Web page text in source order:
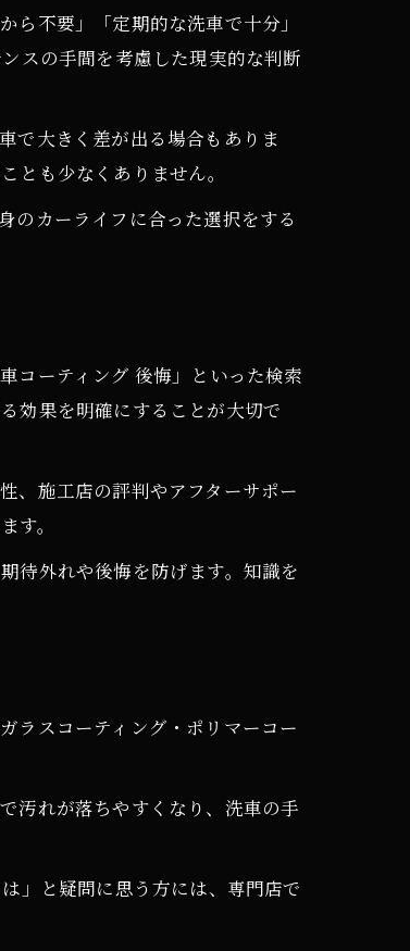
不要」「定期的な洗車で十分」
スの手間を考慮した現実的な判断
で大きく差が出る場合もありま
とも少なくありません。
のカーライフに合った選択をする
コーティング 後悔」といった検索
効果を明確にすることが大切で
、施工店の評判やアフターサポー
す。
待外れや後悔を防げます。知識を
ラスコーティング・ポリマーコー
汚れが落ちやすくなり、洗車の手
」と疑問に思う方には、専門店で